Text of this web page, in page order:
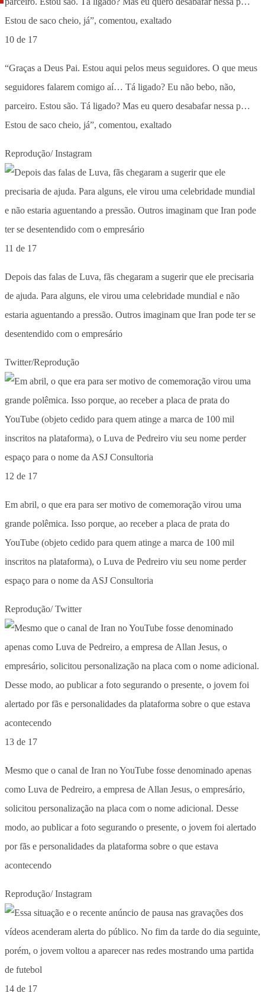
10 de 17
“Graças a Deus Pai. Estou aqui pelos meus seguidores. O que meus
seguidores falarem comigo aí… Tá ligado? Eu não bebo, não,
parceiro. Estou são. Tá ligado? Mas eu quero desabafar nessa p…
Estou de saco cheio, já”, comentou, exaltado
Reprodução/ Instagram
11 de 17
Depois das falas de Luva, fãs chegaram a sugerir que ele precisaria
de ajuda. Para alguns, ele virou uma celebridade mundial e não
estaria aguentando a pressão. Outros imaginam que Iran pode ter se
desentendido com o empresário
Twitter/Reprodução
12 de 17
Em abril, o que era para ser motivo de comemoração virou uma
grande polêmica. Isso porque, ao receber a placa de prata do
YouTube (objeto cedido para quem atinge a marca de 100 mil
inscritos na plataforma), o Luva de Pedreiro viu seu nome perder
espaço para o nome da ASJ Consultoria
Reprodução/ Twitter
13 de 17
Mesmo que o canal de Iran no YouTube fosse denominado apenas
como Luva de Pedreiro, a empresa de Allan Jesus, o empresário,
solicitou personalização na placa com o nome adicional. Desse
modo, ao publicar a foto segurando o presente, o jovem foi alertado
por fãs e personalidades da plataforma sobre o que estava
acontecendo
Reprodução/ Instagram
14 de 17